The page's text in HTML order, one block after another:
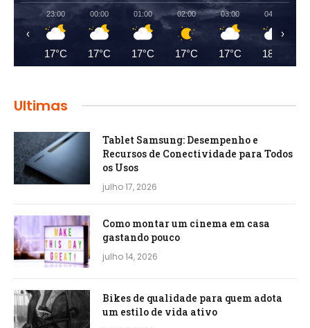
23:00
17°C
00:00
17°C
01:00
17°C
02:00
17°C
03:00
17°C
04:00
18°C
‹ ›
Ultimas
Tablet Samsung: Desempenho e
Recursos de Conectividade para Todos
os Usos
julho 17, 2026
Como montar um cinema em casa
gastando pouco
julho 14, 2026
Bikes de qualidade para quem adota
um estilo de vida ativo